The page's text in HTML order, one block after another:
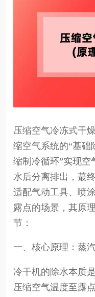
压缩空气冷冻式干
缩空气系统的“基础
缩制冷循环”实现空
水后分离排出，蕞
适配气动工具、喷
露点的场景，其原
节：
一、核心原理：蒸
冷干机的除水本质
压缩空气温度至露